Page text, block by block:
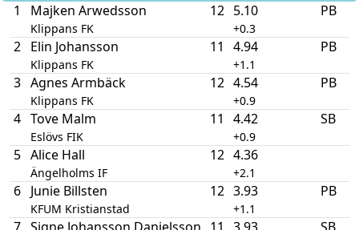
1
Majken Arwedsson
Klippans FK
12 5.10
+0.3
PB
2 Elin Johansson
Klippans FK
11 4.94
+1.1
PB
3 Agnes Armbäck
Klippans FK
12 4.54
+0.9
PB
4 Tove Malm
Eslövs FIK
11 4.42
+0.9
SB
5 Alice Hall
Ängelholms IF
12 4.36
+2.1
6 Junie Billsten
KFUM Kristianstad
12 3.93
+1.1
PB